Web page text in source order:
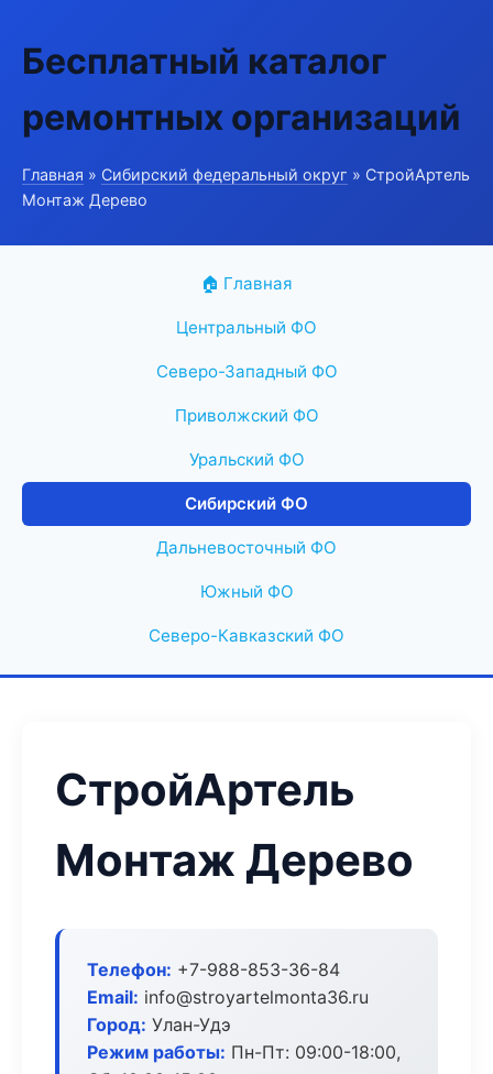
Бесплатный каталог
ремонтных организаций
Главная » Сибирский федеральный округ » СтройАртель
Монтаж Дерево
🏠 Главная
Центральный ФО
Северо-Западный ФО
Приволжский ФО
Уральский ФО
Сибирский ФО
Дальневосточный ФО
Южный ФО
Северо-Кавказский ФО
СтройАртель
Монтаж Дерево
Телефон: +7-988-853-36-84
Email: info@stroyartelmonta36.ru
Город: Улан-Удэ
Режим работы: Пн-Пт: 09:00-18:00,